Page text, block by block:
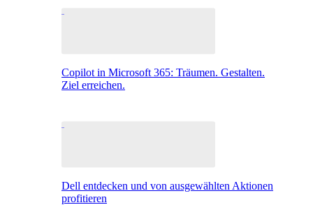
Copilot in Microsoft 365: Träumen. Gestalten.
Ziel erreichen.
Dell entdecken und von ausgewählten Aktionen
profitieren